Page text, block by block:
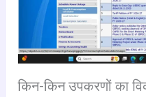
किन-किन उपकरणों का